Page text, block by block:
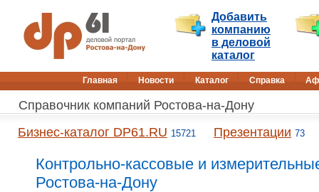
Добавить
компанию
в деловой
каталог
Главная Новости Каталог Справка
Справочник компаний Ростова-на-Дону
Бизнес-каталог DP61.RU 15721 Презентации 73
Контрольно-кассовые и
Ростова-на-Дону